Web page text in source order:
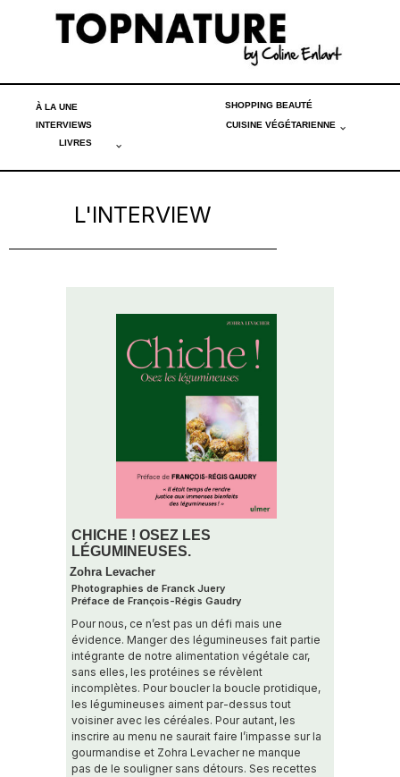
À LA UNE SHOPPING BEAUTÉ
INTERVIEWS
CUISINE VÉGÉTARIENNE
LIVRES
L'INTERVIEW
CHICHE ! OSEZ LES
LÉGUMINEUSES.
Zohra Levacher
Photographies de Franck Juery
Préface de François-Régis Gaudry
Pour nous, ce n’est pas un défi mais une
évidence. Manger des légumineuses fait partie
intégrante de notre alimentation végétale car,
sans elles, les protéines se révèlent
incomplètes. Pour boucler la boucle protidique,
les légumineuses aiment par-dessus tout
voisiner avec les céréales. Pour autant, les
inscrire au menu ne saurait faire l’impasse sur la
gourmandise et Zohra Levacher ne manque
pas de le souligner sans détours. Ses recettes